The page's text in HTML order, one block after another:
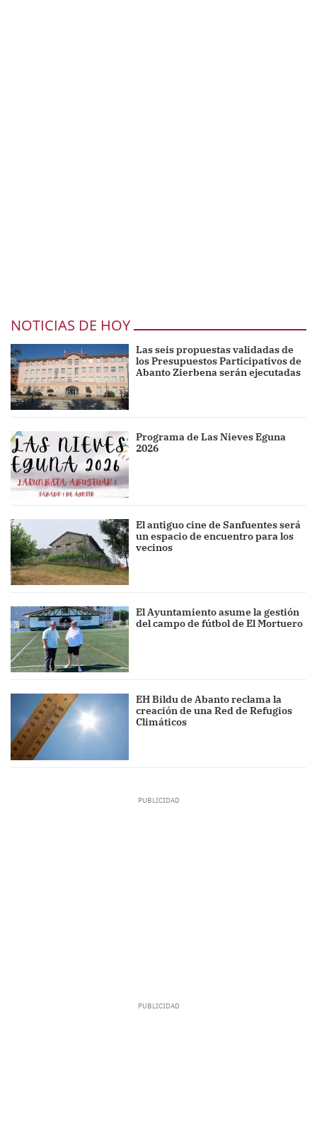
NOTICIAS DE HOY
Las seis propuestas validadas de
los Presupuestos Participativos de
Abanto Zierbena serán ejecutadas
Programa de Las Nieves Eguna
2026
El antiguo cine de Sanfuentes será
un espacio de encuentro para los
vecinos
El Ayuntamiento asume la gestión
del campo de fútbol de El Mortuero
EH Bildu de Abanto reclama la
creación de una Red de Refugios
Climáticos